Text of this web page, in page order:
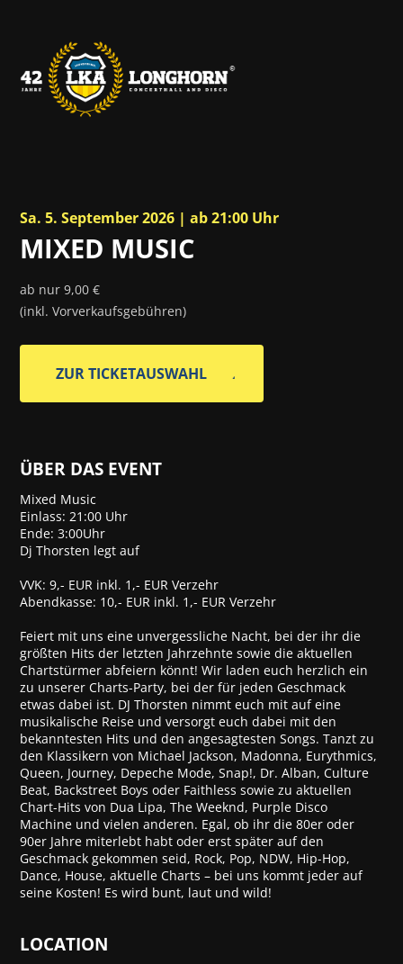
Sa. 5. September 2026 | ab 21:00 Uhr
MIXED MUSIC
ab nur 9,00 €
(inkl. Vorverkaufsgebühren)
ZUR TICKETAUSWAHL
ÜBER DAS EVENT
Mixed Music
Einlass: 21:00 Uhr
Ende: 3:00Uhr
Dj Thorsten legt auf
VVK: 9,- EUR inkl. 1,- EUR Verzehr
Abendkasse: 10,- EUR inkl. 1,- EUR Verzehr
Feiert mit uns eine unvergessliche Nacht, bei der ihr die
größten Hits der letzten Jahrzehnte sowie die aktuellen
Chartstürmer abfeiern könnt! Wir laden euch herzlich ein
zu unserer Charts-Party, bei der für jeden Geschmack
etwas dabei ist. DJ Thorsten nimmt euch mit auf eine
musikalische Reise und versorgt euch dabei mit den
bekanntesten Hits und den angesagtesten Songs. Tanzt zu
den Klassikern von Michael Jackson, Madonna, Eurythmics,
Queen, Journey, Depeche Mode, Snap!, Dr. Alban, Culture
Beat, Backstreet Boys oder Faithless sowie zu aktuellen
Chart-Hits von Dua Lipa, The Weeknd, Purple Disco
Machine und vielen anderen. Egal, ob ihr die 80er oder
90er Jahre miterlebt habt oder erst später auf den
Geschmack gekommen seid, Rock, Pop, NDW, Hip-Hop,
Dance, House, aktuelle Charts – bei uns kommt jeder auf
seine Kosten! Es wird bunt, laut und wild!
LOCATION